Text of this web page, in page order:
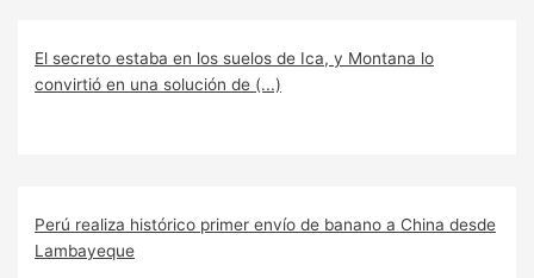
El secreto estaba en los suelos de Ica, y Montana lo
convirtió en una solución de (...)
Perú realiza histórico primer envío de banano a China desde
Lambayeque